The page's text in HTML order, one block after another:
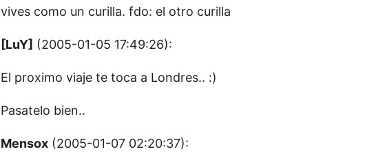
vives como un curilla. fdo: el otro curilla
[LuY] (2005-01-05 17:49:26):
El proximo viaje te toca a Londres.. :)
Pasatelo bien..
Mensox (2005-01-07 02:20:37):